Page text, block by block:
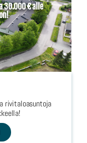
30.000 € alle
rivitaloasuntoja